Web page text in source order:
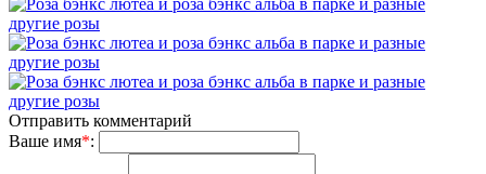
Отправить комментарий
Ваше имя*: